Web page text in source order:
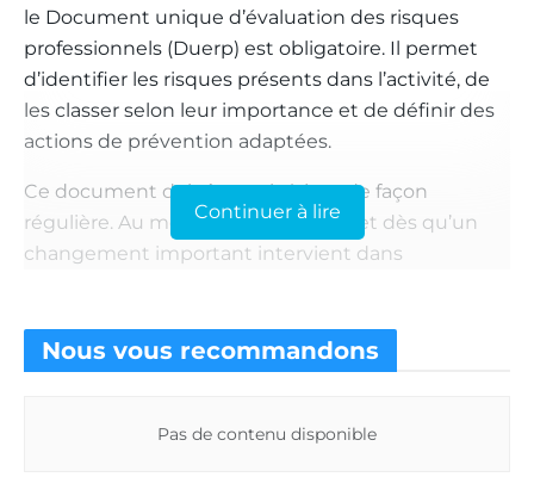
le Document unique d’évaluation des risques
professionnels (Duerp) est obligatoire. Il permet
d’identifier les risques présents dans l’activité, de
les classer selon leur importance et de définir des
actions de prévention adaptées.
Ce document doit être mis à jour de façon
régulière. Au moins une fois par an et dès qu’un
changement important intervient dans
Jusqu’à 4 000 € par salarié
Jusqu’à présent, les obligations en matière de
Continuer à lire
Nous vous recommandons
Pas de contenu disponible